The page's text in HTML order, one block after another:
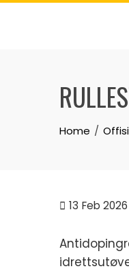
Skip
Home
13 Feb 2026